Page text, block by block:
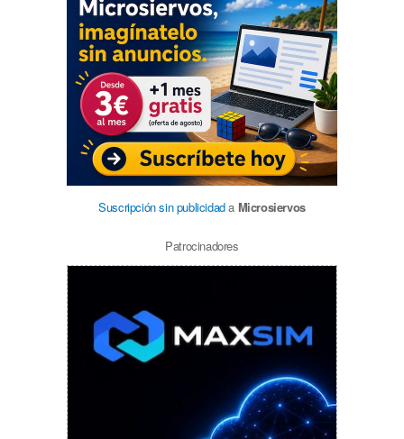
Suscripción sin publicidada Microsiervos
Patrocinadores